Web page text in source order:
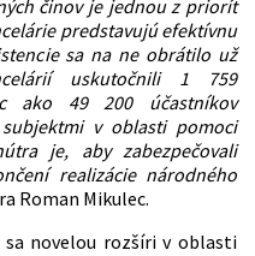
činov je jednou z priorít
predstavujú efektívnu
sa na ne obrátilo už
uskutočnili 1 759
ako 49 200 účastníkov
v oblasti pomoci
je, aby zabezpečovali
realizácie národného
Roman Mikulec.
novelou rozšíri v oblasti